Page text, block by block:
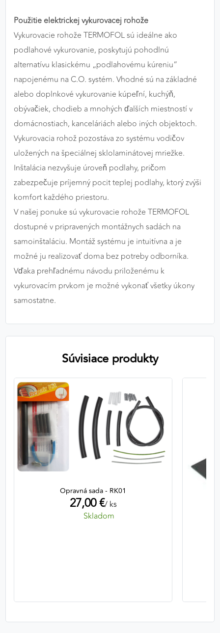
Použitie elektrickej vykurovacej rohože
Vykurovacie rohože TERMOFOL sú ideálne ako
podlahové vykurovanie, poskytujú pohodlnú
alternatívu klasickému „podlahovému kúreniu“
napojenému na C.O. systém. Vhodné sú na základné
alebo doplnkové vykurovanie kúpeľní, kuchýň,
obývačiek, chodieb a mnohých ďalších miestností v
domácnostiach, kanceláriách alebo iných objektoch.
Vykurovacia rohož pozostáva zo systému vodičov
uložených na špeciálnej sklolaminátovej mriežke.
Inštalácia nezvyšuje úroveň podlahy, pričom
zabezpečuje príjemný pocit teplej podlahy, ktorý zvýši
komfort každého priestoru.
V našej ponuke sú vykurovacie rohože TERMOFOL
dostupné v pripravených montážnych sadách na
samoinštaláciu. Montáž systému je intuitívna a je
možné ju realizovať doma bez potreby odborníka.
Vďaka prehľadnému návodu priloženému k
vykurovacím prvkom je možné vykonať všetky úkony
samostatne.
Súvisiace produkty
Opravná sada - RK01
27,00 €/ ks
Skladom